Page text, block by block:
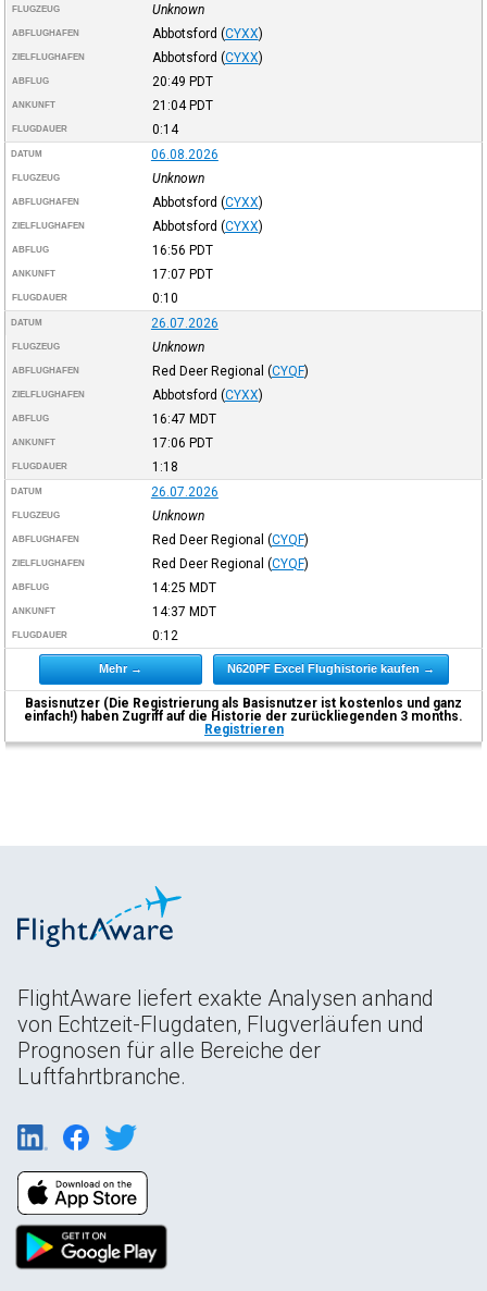
FLUGZEUG Unknown
ABFLUGHAFEN Abbotsford (CYXX)
ZIELFLUGHAFEN Abbotsford (CYXX)
ABFLUG 20:49 PDT
ANKUNFT 21:04PDT
FLUGDAUER 0:14
DATUM 06.08.2026
FLUGZEUG Unknown
ABFLUGHAFEN Abbotsford (CYXX)
ZIELFLUGHAFEN Abbotsford (CYXX)
ABFLUG 16:56 PDT
ANKUNFT 17:07 PDT
FLUGDAUER 0:10
DATUM 26.07.2026
FLUGZEUG Unknown
ABFLUGHAFEN Red Deer Regional (CYQF)
ZIELFLUGHAFEN Abbotsford (CYXX)
ABFLUG 16:47 MDT
ANKUNFT 17:06 PDT
FLUGDAUER 1:18
DATUM 26.07.2026
FLUGZEUG Unknown
ABFLUGHAFEN Red Deer Regional (CYQF)
ZIELFLUGHAFEN Red Deer Regional (CYQF)
ABFLUG 14:25 MDT
ANKUNFT 14:37 MDT
FLUGDAUER 0:12
Mehr → N620PF Excel Flughistorie kaufen →
Basisnutzer (Die Registrierung als Basisnutzer ist kostenlos und ganz
einfach!) haben Zugriff auf die Historie der zurückliegenden 3 months.
Registrieren
FlightAware liefert exakte Analysen anhand
von Echtzeit-Flugdaten, Flugverläufen und
Prognosen für alle Bereiche der
Luftfahrtbranche.